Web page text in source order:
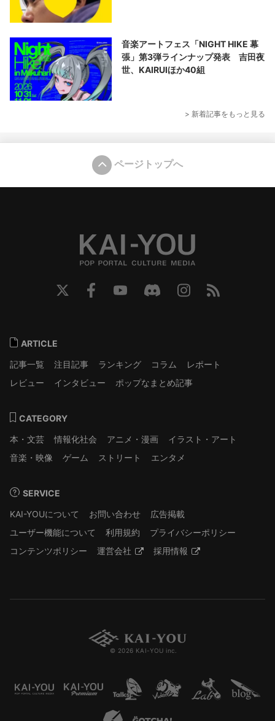
音楽アートフェス「NIGHT HIKE 幕
張」第3弾ラインナップ発表 吉田夜
世、KAIRUIほか40組
> 新着記事をもっと見る
ページトップへ
ARTICLE
記事一覧
注目記事 ランキング コラム
レポート
レビュー
インタビュー ポップなまとめ記事
CATEGORY
本・文芸
情報化社会 アニメ・漫画
イラスト・アート
音楽・映像
ゲーム ストリート エンタメ
SERVICE
KAI-YOUについて
お問い合わせ
広告掲載
ユーザー機能について
利用規約
プライバシーポリシー
コンテンツポリシー
運営会社 採用情報
© 2026 KAI-YOU inc.